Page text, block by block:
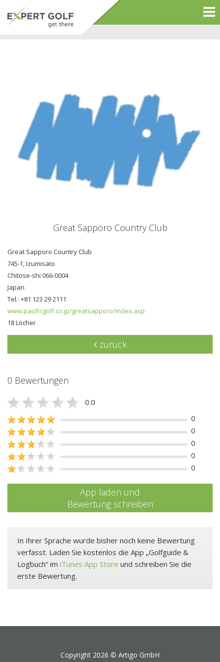
Great Sapporo Country Club
Great Sapporo Country Club
745-1, Izumisato
Chitose-shi 066-0004
Japan
Tel.: +81 123 29 2111
www.pacificgolf.co.jp/greatsapporo/index.asp
18 Löcher
zurück
0 Bewertungen
0.0
0
0
0
0
0
App laden und
Bewertung schreiben
In Ihrer Sprache wurde bisher noch keine Bewertung
verfasst. Laden Sie kostenlos die App „Golfguide &
Logbuch“ im iTunes App Store und schreiben Sie die
erste Bewertung.
Copyright 2026 © Artigo GmbH